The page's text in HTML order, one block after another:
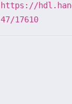
https://
47/17610